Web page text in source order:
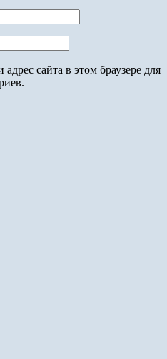
сайта в этом браузере для